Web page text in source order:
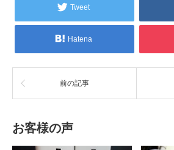
Tweet
Hatena
前の記事
お客様の声